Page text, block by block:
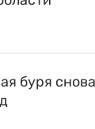
буря